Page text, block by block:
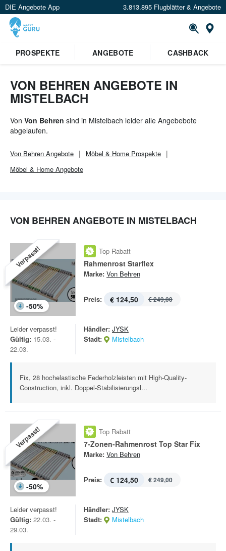
DIE Angebote App 3.813.895 Flugblätter & Angebote
PROSPEKTE
ANGEBOTE CASHBACK
VON BEHREN ANGEBOTE IN
MISTELBACH
Von Von Behren sind in Mistelbach leider alle Angebebote
abgelaufen.
Von Behren Angebote Möbel & Home Prospekte
Möbel & Home Angebote
VON BEHREN ANGEBOTE IN MISTELBACH
Verpasst!
-50%
Top Rabatt
Rahmenrost Starflex
Marke: Von Behren
Preis: € 124,50 € 249,00
Leider verpasst!
Gültig: 15.03. -
22.03.
Händler: JYSK
Stadt:
Mistelbach
Fix, 28 hochelastische Federholzleisten mit High-Quality-
Construction, inkl. Doppel-Stabilisierungsl...
Verpasst!
-50%
Top Rabatt
7-Zonen-Rahmenrost Top Star Fix
Marke: Von Behren
Preis: € 124,50 € 249,00
Leider verpasst!
Gültig: 22.03. -
29.03.
Händler: JYSK
Stadt:
Mistelbach